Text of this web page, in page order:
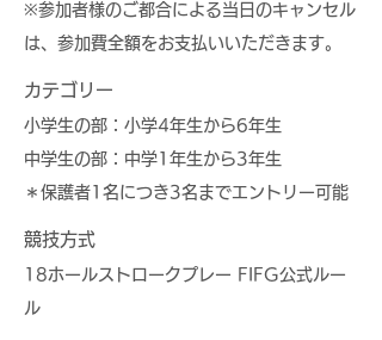
※参加者様のご都合による当日のキャンセル
は、参加費全額をお支払いいただきます。
カテゴリー
小学生の部：小学4年生から6年生
中学生の部：中学1年生から3年生
＊保護者1名につき3名までエントリー可能
競技方式
18ホールストロークプレー FIFG公式ルー
ル